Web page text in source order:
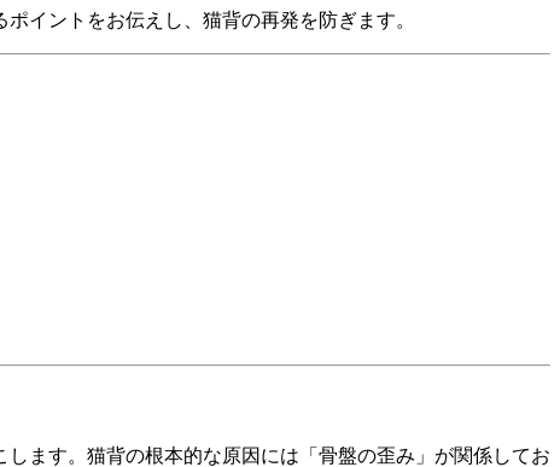
イントをお伝えし、猫背の再発を防ぎます。
ます。猫背の根本的な原因には「骨盤の歪み」が関係してお